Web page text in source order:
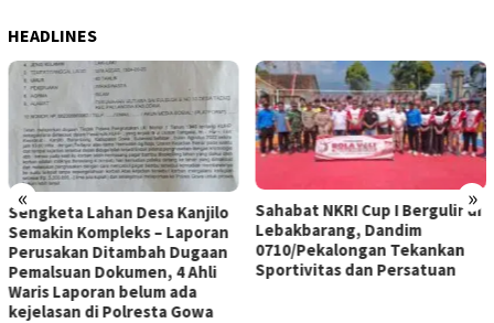
HEADLINES
« »
Sengketa Lahan Desa Kanjilo
Semakin Kompleks – Laporan
Perusakan Ditambah Dugaan
Pemalsuan Dokumen, 4 Ahli
Waris Laporan belum ada
kejelasan di Polresta Gowa
Sahabat NKRI Cup I Bergulir di
Lebakbarang, Dandim
0710/Pekalongan Tekankan
Sportivitas dan Persatuan